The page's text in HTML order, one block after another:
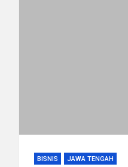
BISNIS JAWA TENGAH